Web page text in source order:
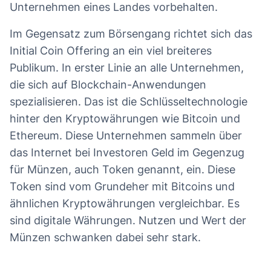
Unternehmen eines Landes vorbehalten.
Im Gegensatz zum Börsengang richtet sich das
Initial Coin Offering an ein viel breiteres
Publikum. In erster Linie an alle Unternehmen,
die sich auf Blockchain-Anwendungen
spezialisieren. Das ist die Schlüsseltechnologie
hinter den Kryptowährungen wie Bitcoin und
Ethereum. Diese Unternehmen sammeln über
das Internet bei Investoren Geld im Gegenzug
für Münzen, auch Token genannt, ein. Diese
Token sind vom Grundeher mit Bitcoins und
ähnlichen Kryptowährungen vergleichbar. Es
sind digitale Währungen. Nutzen und Wert der
Münzen schwanken dabei sehr stark.